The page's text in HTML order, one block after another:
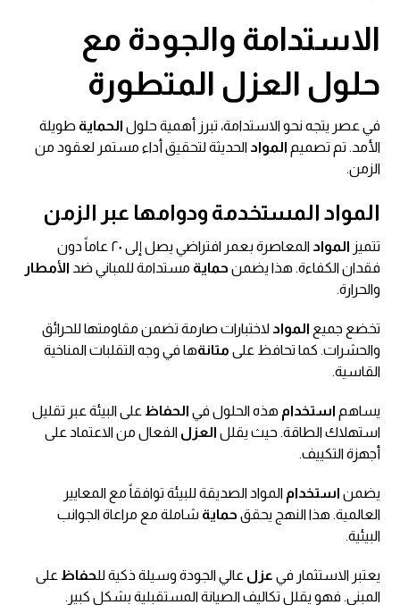
الاستدامة والجودة مع
حلول العزل المتطورة
في عصر يتجه نحو الاستدامة، تبرز أهمية حلول الحماية طويلة
الأمد. تم تصميم المواد الحديثة لتحقيق أداء مستمر لعقود من
الزمن.
المواد المستخدمة ودوامها عبر الزمن
تتميز المواد
المعاصرة بعمر افتراضي يصل إلى ٢٠ عاماً دون
فقدان الكفاءة. هذا يضمن حماية مستدامة للمباني ضد الأمطار
والحرارة.
تخضع جميع المواد لاختبارات صارمة تضمن مقاومتها للحرائق
والحشرات. كما تحافظ على متانةها في وجه التقلبات المناخية
القاسية.
يساهم استخدام هذه الحلول في الحفاظ على البيئة عبر تقليل
استهلاك الطاقة. حيث يقلل العزل الفعال من الاعتماد على
أجهزة التكييف.
يضمن استخدام المواد الصديقة للبيئة توافقاً مع المعايير
العالمية. هذا النهج يحقق حماية شاملة مع مراعاة الجوانب
البيئية.
يعتبر الاستثمار في عزل عالي الجودة وسيلة ذكية للحفاظ على
المبنى. فهو يقلل تكاليف الصيانة المستقبلية بشكل كبير.